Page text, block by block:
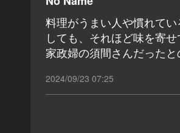
料理がうまい人や慣れて
しても、それほど味を寄
家政婦の須間さんだったと
2024/09/23 07:25